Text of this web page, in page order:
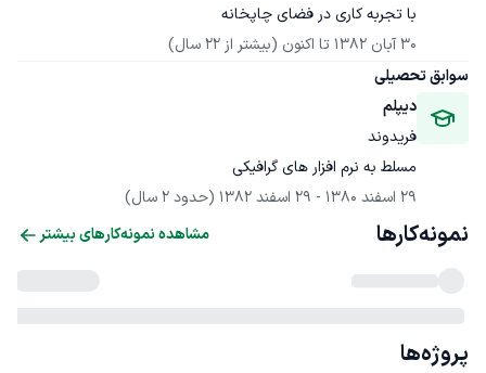
با تجربه کاری در فضای چاپخانه
30 آبان 1382
تا اکنون (بیشتر از 22 سال)
سوابق تحصیلی
دیپلم
فریدوند
مسلط به نرم افزار های گرافیکی
29 اسفند 1380
- 29 اسفند 1382 (حدود 2 سال)
نمونه‌کارها مشاهده نمونه‌کارهای بیشتر
پروژه‌ها